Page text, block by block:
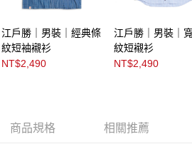
江戶勝｜男裝｜經典條
紋短袖襯衫
NT$2,490
江戶勝｜男裝｜
紋短襯衫
NT$2,490
商品規格 相關推薦